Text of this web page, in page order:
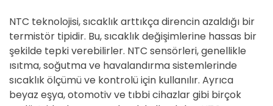
NTC teknolojisi, sıcaklık arttıkça direncin azaldığı bir
termistör tipidir. Bu, sıcaklık değişimlerine hassas bir
şekilde tepki verebilirler. NTC sensörleri, genellikle
ısıtma, soğutma ve havalandırma sistemlerinde
sıcaklık ölçümü ve kontrolü için kullanılır. Ayrıca
beyaz eşya, otomotiv ve tıbbi cihazlar gibi birçok